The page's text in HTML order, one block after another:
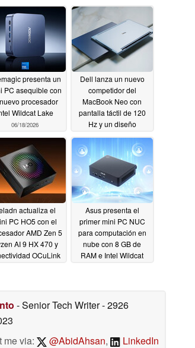
presenta un
PC asequible con
procesador
Wildcat Lake
06/18/2026
Dell lanza un nuevo
competidor del
MacBook Neo con
pantalla táctil de 120
Hz y un diseño
06/18/2026
actualiza el
PC HO5 con el
AMD Zen 5
AI 9 HX 470 y
OCuLink
Asus presenta el
primer mini PC NUC
para computación en
nube con 8 GB de
RAM e Intel Wildcat
- Senior Tech Writer- 2926
me via:
@AbidAhsan, LinkedIn